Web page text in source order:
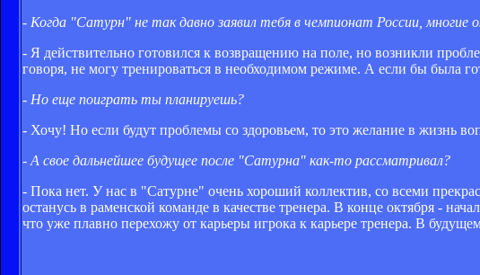
- Когда "Сатурн" не так давно заявил тебя в чемпионат России,
- Я действительно готовился к возвращению на поле, но возникли
говоря, не могу тренироваться в необходимом режиме. А если бы была
- Но еще поиграть ты планируешь?
- Хочу! Но если будут проблемы со здоровьем, то это желание в жизнь
- А свое дальнейшее будущее после "Сатурна" как-то рассматривал?
- Пока нет. У нас в "Сатурне" очень хороший коллектив, со всеми
останусь в раменской команде в качестве тренера. В конце октября -
что уже плавно перехожу от карьеры игрока к карьере тренера. В